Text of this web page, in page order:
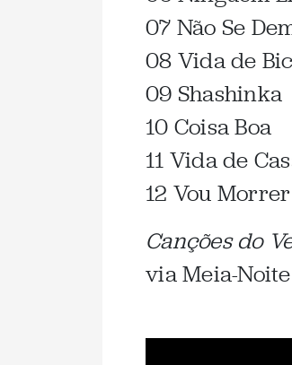
07 Não Se
08 Vida de
09 Shashinka
10 Coisa Boa
11 Vida de
12 Vou
Canções do
via Meia-